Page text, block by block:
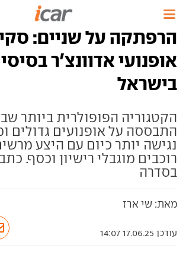
הרפתקה על שניים:
אופנועי אדוונצ'ר
בישראל
הקטגוריה הפופולרית ביותר
התבססה על אופנועים גדולים
נגישה יותר כיום עם היצע
רוכבים מוגבלי רישיון וכסף.
בסדרה
מאת: שי ארז
עודכן 17.06.25 14:07